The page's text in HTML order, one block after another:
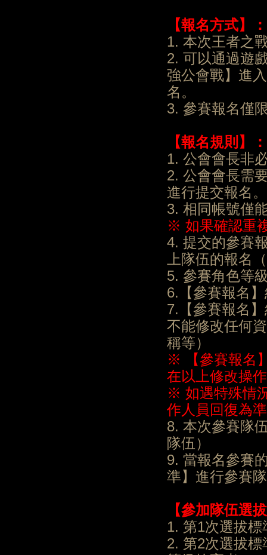
【報名方式】：
1. 本次王者之
2. 可以通過遊
強公會戰】進
名。
3. 參賽報名僅
【報名規則 】：
1. 公會會長非
2. 公會會長需
進行提交報名。
3. 相同帳號僅
※ 如果確認重
4. 提交的參賽
上隊伍的報名
5. 參賽角色等
6.【參賽報名
7.【參賽報名
不能修改任何
稱等）
※ 【參賽報名
在以上修改操
※ 如遇特殊情
作人員回復為
8. 本次參賽隊
隊伍）
9. 當報名參賽
準】進行參賽
【參加隊伍選
1. 第1次選拔
2. 第2次選拔